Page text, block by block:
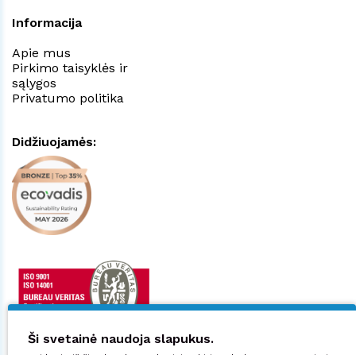
Informacija
Apie mus
Pirkimo taisyklės ir
sąlygos
Privatumo politika
Didžiuojamės:
Ši svetainė naudoja slapukus.